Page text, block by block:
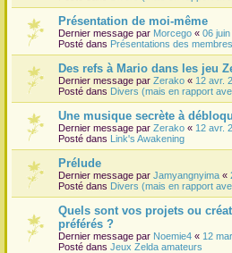
Présentation de moi-même
Dernier message par Morcego « 06
Posté dans Présentations des membres
Des refs à Mario dans les jeu
Dernier message par Zerako « 12 avr.
Posté dans Divers (mais en rapport
Une musique secrète à
Dernier message par Zerako « 12 avr.
Posté dans Link's Awakening
Prélude
Dernier message par Jamyangnyima «
Posté dans Divers (mais en rapport
Quels sont vos projets ou
préférés ?
Dernier message par Noemie4 « 12
Posté dans Jeux Zelda amateurs